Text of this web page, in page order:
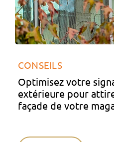
CONSEILS
Optimisez votre
extérieure pour
façade de votre